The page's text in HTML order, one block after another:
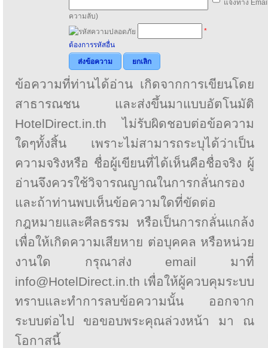
แจ้งทาง
ความลับ)
*
ต้องการรหัสอื่น
ส่งข้อความ
ยกเลิก
ข้อความที่ท่านได้อ่าน เกิดจากการเขียนโดย
สาธารณชน และส่งขึ้นมาแบบอัตโนมัติ
HotelDirect.in.th ไม่รับผิดชอบต่อข้อความ
ใดๆทั้งสิ้น เพราะไม่สามารถระบุได้ว่าเป็น
ความจริงหรือ ชื่อผู้เขียนที่ได้เห็นคือชื่อจริง ผู้
อ่านจึงควรใช้วิจารณญาณในการกลั่นกรอง
และถ้าท่านพบเห็นข้อความใดที่ขัดต่อ
กฎหมายและศีลธรรม หรือเป็นการกลั่นแกล้ง
เพื่อให้เกิดความเสียหาย ต่อบุคคล หรือหน่วย
งานใด กรุณาส่ง email มาที่
info@HotelDirect.in.th เพื่อให้ผู้ควบคุมระบบ
ทราบและทำการลบข้อความนั้น ออกจาก
ระบบต่อไป ขอขอบพระคุณล่วงหน้า มา ณ
โอกาสนี้